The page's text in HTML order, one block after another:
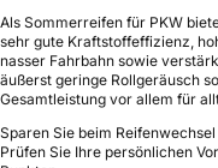
Als Sommerreifen für PKW
sehr gute Kraftstoffeffizienz,
nasser Fahrbahn sowie
äußerst geringe Rollgeräusch
Gesamtleistung vor allem für
Sparen Sie beim Reifenwechsel
Prüfen Sie Ihre persönlichen